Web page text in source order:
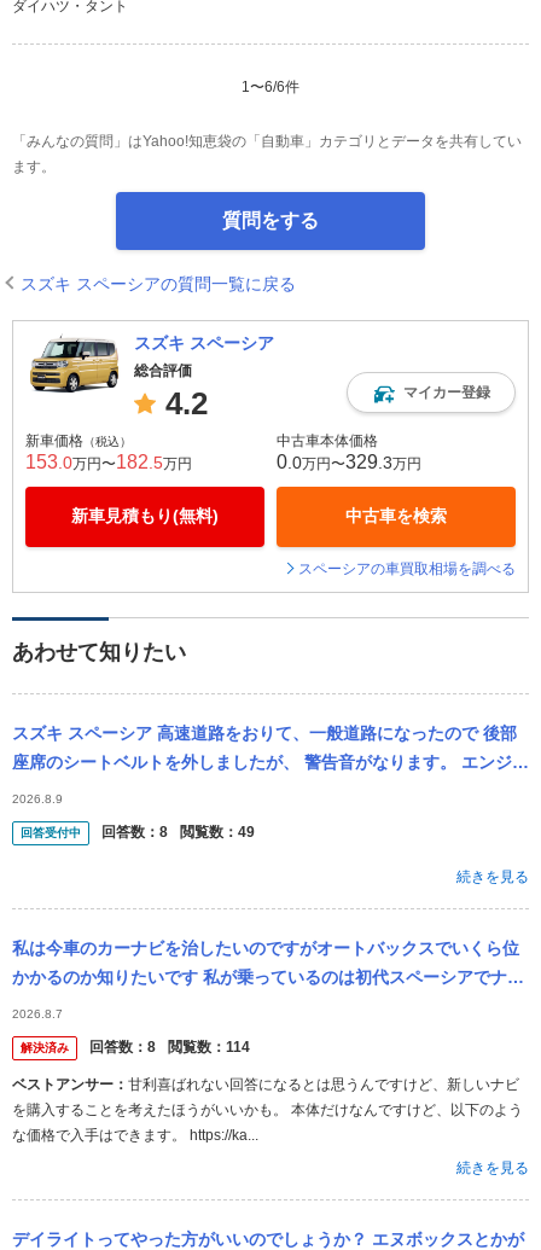
ダイハツ・タント
1 〜6/6件
「みんなの質問」はYahoo!知恵袋の「自動車」カテゴリとデータを共有してい
ます。
質問をする
スズキ スペーシアの質問一覧に戻る
スズキ スペーシア
総合評価
4.2 マイカー登録
新車価格 （税込）
153 .0万円〜182 .5万円
新車見積もり(無料)
中古車本体価格
0 .0万円〜329 .3万円
中古車を検索
スペーシアの車買取相場を調べる
あわせて知りたい
スズキ スペーシア 高速道路をおりて、一般道路になったので 後部
座席のシートベルトを外しましたが、 警告音がなります。 エンジン
を切ればいいかもしれませんが、そのまま走行するのがほとんどな
ので、 どう
2026.8.9
回答受付中 回答数： 8 閲覧数： 49
続きを見る
私は今車のカーナビを治したいのですがオートバックスでいくら位
かかるのか知りたいです 私が乗っているのは初代スペーシアでナビ
が画面はつくのですが最初の交通規則に従い運転してくださいとい
う画面のまま...
2026.8.7
解決済み 回答数： 8 閲覧数： 114
ベストアンサー： 甘利喜ばれない回答になるとは思うんですけど、新しいナビ
を購入することを考えたほうがいいかも。 本体だけなんですけど、以下のよう
な価格で入手はできます。 https://ka...
続きを見る
デイライトってやった方がいいのでしょうか？ エヌボックスとかが